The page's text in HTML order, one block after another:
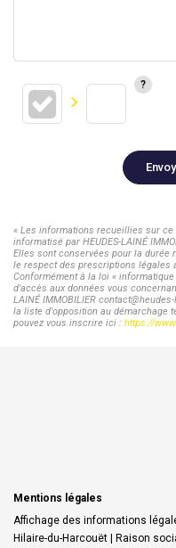
« Les informations recueillies sur
informatisé par HEUDES-LAINÉ
Elles sont conservées pour la durée
le respect des prescriptions légales
Conformément à la loi «
d'accès aux données vous
LAINÉ IMMOBILIER
la liste d'opposition au démarchage
pouvez vous inscrire ici : https://
Mentions légales
Affichage des informations
Hilaire-du-Harcouët | Raison